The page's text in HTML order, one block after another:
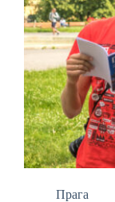
Прага